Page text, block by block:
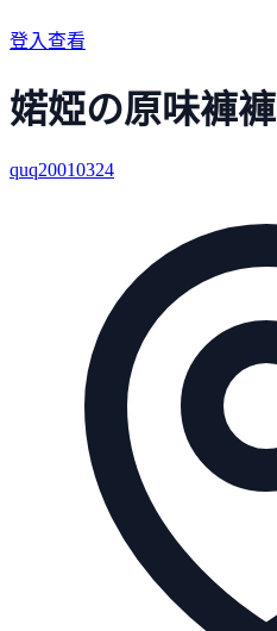
登入查看
婼婭の原味褲褲
quq20010324